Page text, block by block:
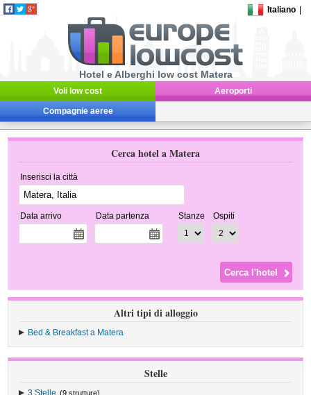
Italiano
Hotel e Alberghi low cost Matera
Voli low cost Aeroporti
Compagnie aeree
Cerca hotel a Matera
Inserisci la città
Data arrivo Data partenza Stanze Ospiti
Altri tipi di alloggio
Bed & Breakfast a Matera
Stelle
3 Stelle (9 strutture)